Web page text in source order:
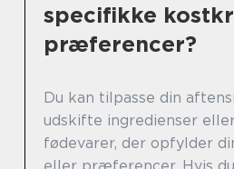
specifikke
præferencer?
Du kan tilpasse din
udskifte ingredienser
fødevarer, der opfylder